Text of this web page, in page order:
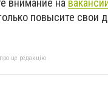
повысите свои
це редакцію